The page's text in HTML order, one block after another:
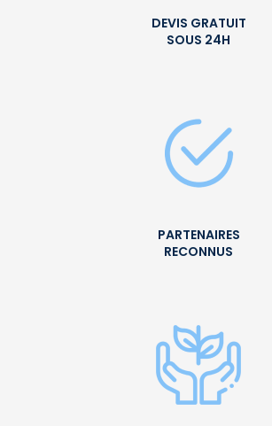
DEVIS GRATUIT
SOUS 24H
PARTENAIRES
RECONNUS